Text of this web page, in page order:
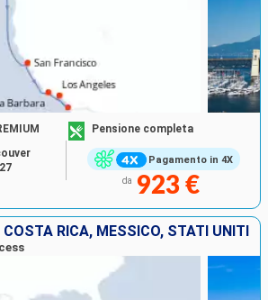
Pagamento in 4X
Pensione completa
da 923 €
RICA, MESSICO, STATI UNITI